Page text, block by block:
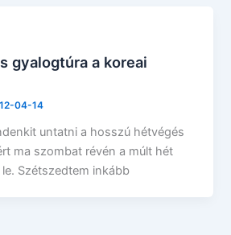
gyalogtúra a koreai
04-14
untatni a hosszú hétvégés
ma szombat révén a múlt hét
Szétszedtem inkább